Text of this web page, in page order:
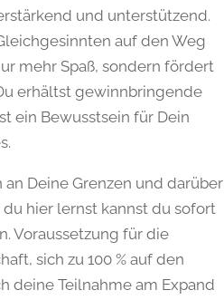
und unterstützend.
auf den Weg
mehr Spaß, sondern fördert
erhältst gewinnbringende
ein Bewusstsein für Dein
an Deine Grenzen und darüber
du hier lernst kannst du sofort
Voraussetzung für die
sich zu 100 % auf den
deine Teilnahme am Expand